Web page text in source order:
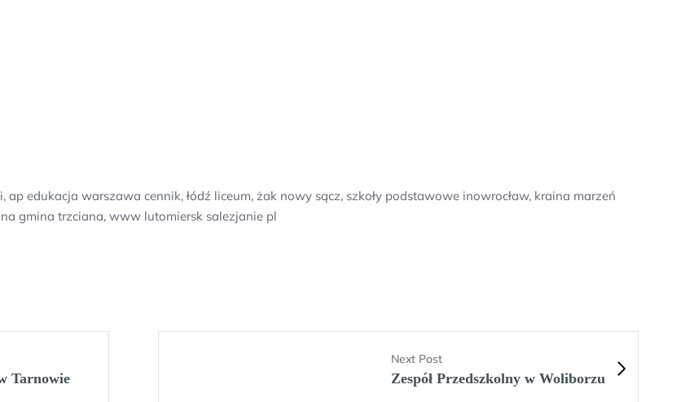
edukacja warszawa cennik, łódź liceum, żak nowy sącz, szkoły podstawowe inowrocław, kraina marzeń
gmina trzciana, www lutomiersk salezjanie pl
Tarnowie
Next Post
Zespół Przedszkolny w Woliborzu